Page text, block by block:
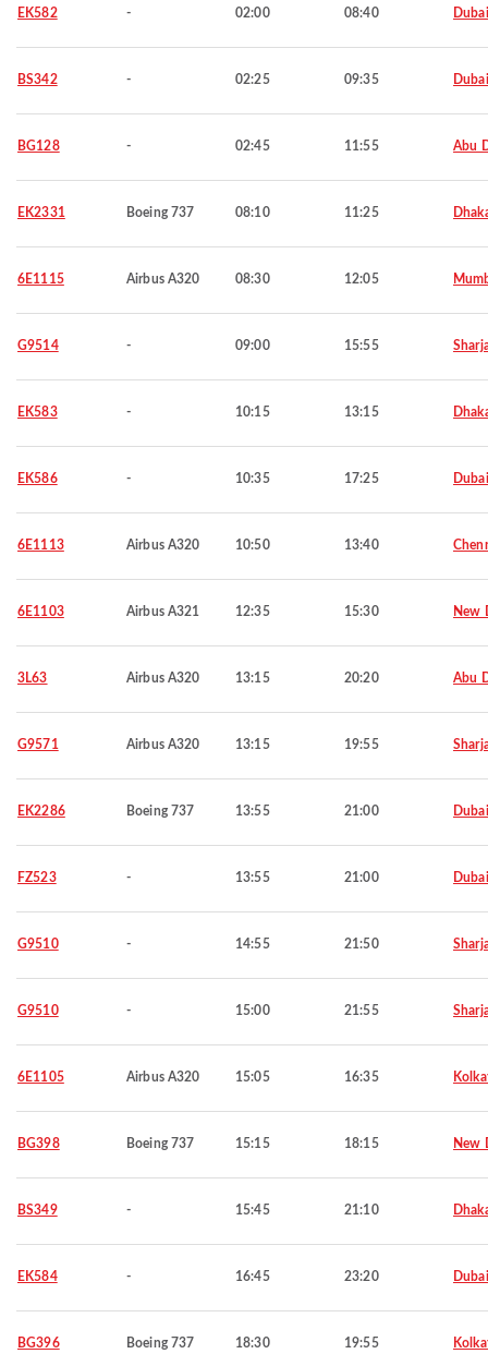
EK582 - 02:00 08:40 Dubai
BS342 - 02:25 09:35 Dubai
BG128 - 02:45 11:55 Abu
EK2331 Boeing 737 08:10 11:25
6E1115 Airbus A320 08:30 12:05
G9514 - 09:00 15:55
EK583 - 10:15 13:15
EK586 - 10:35 17:25 Dubai
6E1113 Airbus A320 10:50 13:40
6E1103 Airbus A321 12:35 15:30 New
3L63 Airbus A320 13:15 20:20 Abu
G9571 Airbus A320 13:15 19:55
EK2286 Boeing 737 13:55 21:00 Dubai
FZ523 - 13:55 21:00 Dubai
G9510 - 14:55 21:50
G9510 - 15:00 21:55
6E1105 Airbus A320 15:05 16:35
BG398 Boeing 737 15:15 18:15 New
BS349 - 15:45 21:10
EK584 - 16:45 23:20 Dubai
BG396 Boeing 737 18:30 19:55